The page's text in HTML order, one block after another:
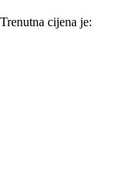
Trenutna cijena je: